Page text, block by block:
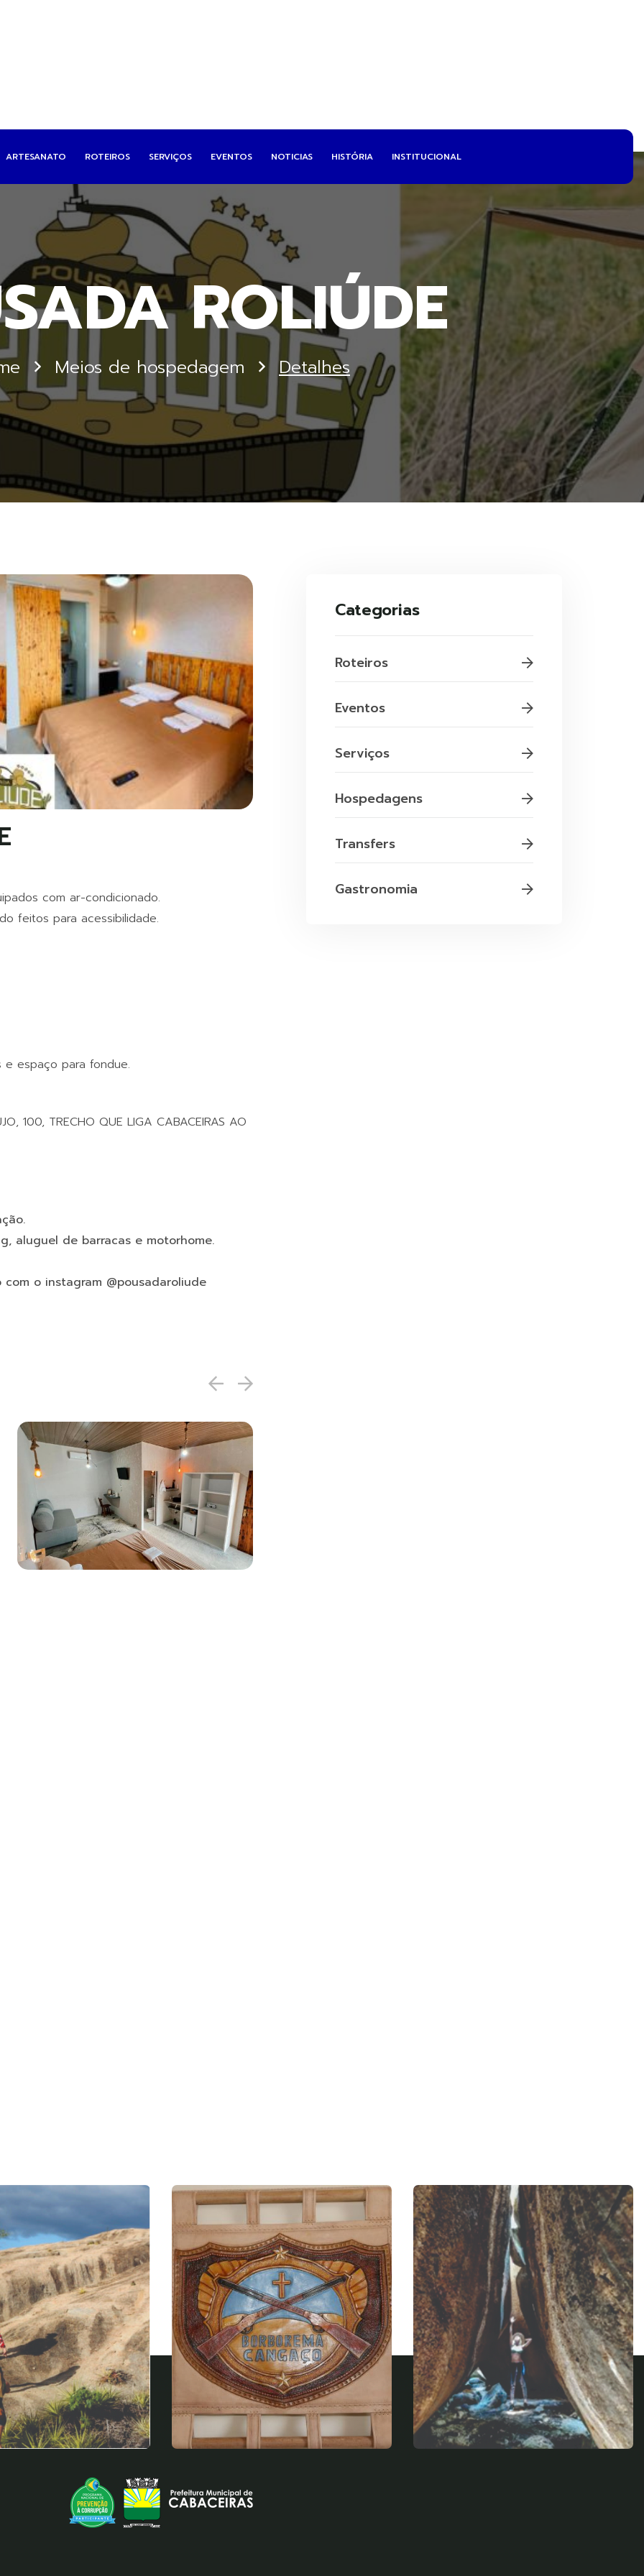
ARTESANATO ROTEIROS SERVIÇOS EVENTOS NOTICIAS HISTÓRIA INSTITUCIONAL
ROLIÚDE
Meios de hospedagem Detalhes
com ar-condicionado.
feitos para acessibilidade.
e espaço para fondue.
100, TRECHO QUE LIGA CABACEIRAS AO
aluguel de barracas e motorhome.
o instagram @pousadaroliude
Categorias
Roteiros
Eventos
Serviços
Hospedagens
Transfers
Gastronomia